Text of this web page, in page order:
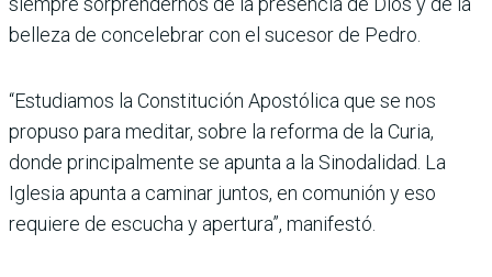
belleza de concelebrar con el sucesor de Pedro.
“Estudiamos la Constitución Apostólica que se nos
propuso para meditar, sobre la reforma de la Curia,
donde principalmente se apunta a la Sinodalidad. La
Iglesia apunta a caminar juntos, en comunión y eso
requiere de escucha y apertura”, manifestó.